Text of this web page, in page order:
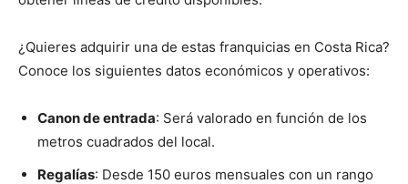
¿Quieres adquirir una de estas franquicias en Costa Rica?
Conoce los siguientes datos económicos y operativos:
Canon de entrada: Será valorado en función de los
metros cuadrados del local.
Regalías: Desde 150 euros mensuales con un rango